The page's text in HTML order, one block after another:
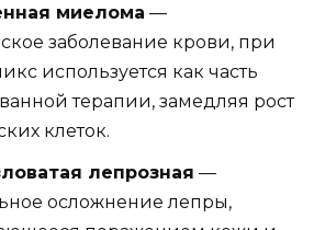
миелома —
заболевание крови, при
используется как часть
терапии, замедляя рост
клеток.
лепрозная —
осложнение лепры,